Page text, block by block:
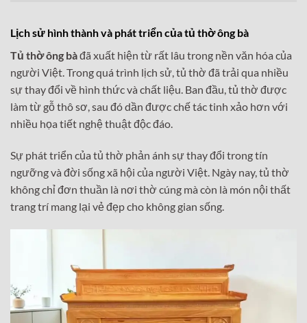
Lịch sử hình thành và phát triển của tủ thờ ông bà
Tủ thờ ông bàđã xuất hiện từ rất lâu trong nền văn hóa của
người Việt. Trong quá trình lịch sử, tủ thờ đã trải qua nhiều
sự thay đổi về hình thức và chất liệu. Ban đầu, tủ thờ được
làm từ gỗ thô sơ, sau đó dần được chế tác tinh xảo hơn với
nhiều họa tiết nghệ thuật độc đáo.
Sự phát triển của tủ thờ phản ánh sự thay đổi trong tín
ngưỡng và đời sống xã hội của người Việt. Ngày nay, tủ thờ
không chỉ đơn thuần là nơi thờ cúng mà còn là món nội thất
trang trí mang lại vẻ đẹp cho không gian sống.